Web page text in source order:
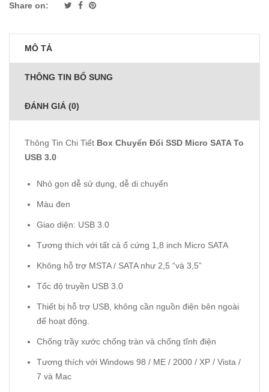
Share on:
MÔ TẢ
THÔNG TIN BỔ SUNG
ĐÁNH GIÁ (0)
Thông Tin Chi Tiết Box Chuyển Đổi SSD Micro SATA To
USB 3.0
Nhỏ gọn dễ sử dụng, dễ di chuyển
Màu đen
Giao diện: USB 3.0
Tương thích với tất cả ổ cứng 1,8 inch Micro SATA
Không hỗ trợ MSTA / SATA như 2,5 “và 3,5”
Tốc độ truyền USB 3.0
Thiết bị hỗ trợ USB, không cần nguồn điện bên ngoài
để hoạt động.
Chống trầy xước chống tràn và chống tĩnh điện
Tương thích với Windows 98 / ME / 2000 / XP / Vista /
7 và Mac